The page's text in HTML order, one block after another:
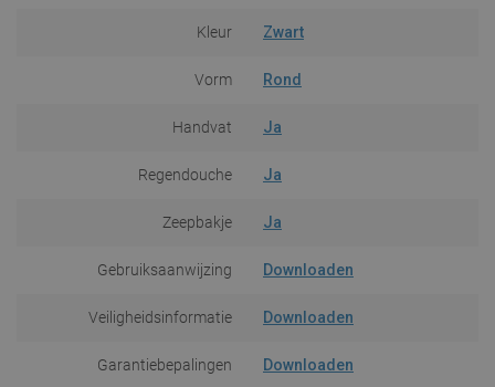
Kleur Zwart
Vorm Rond
Handvat Ja
Regendouche Ja
Zeepbakje Ja
Gebruiksaanwijzing Downloaden
Veiligheidsinformatie Downloaden
Garantiebepalingen Downloaden